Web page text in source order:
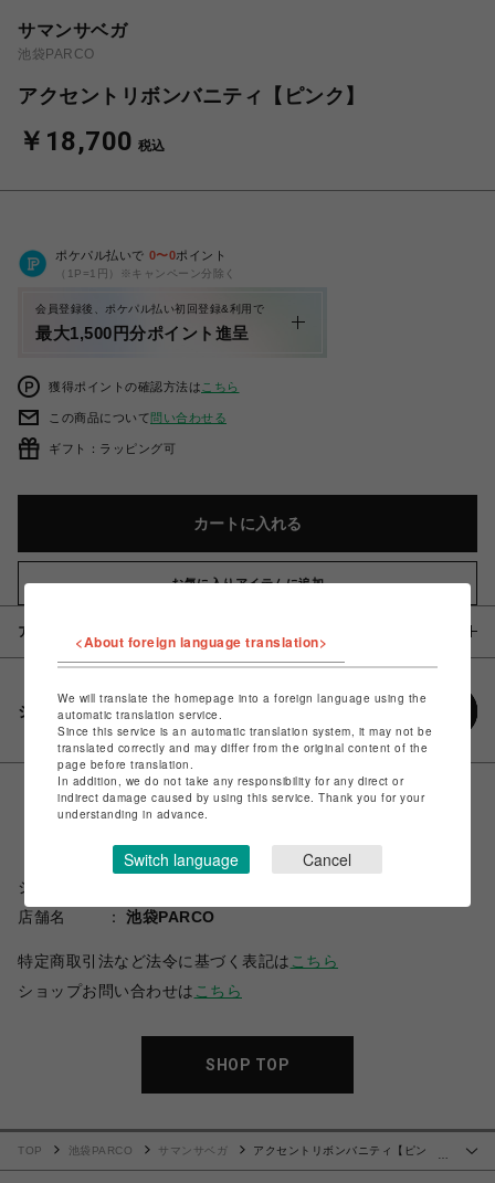
サマンサベガ
池袋PARCO
アクセントリボンバニティ【ピンク】
￥18,700 税込
ポケパル払いで 0〜0ポイント
（1P=1円）※キャンペーン分除く
会員登録後、ポケパル払い初回登録&利用で
最大1,500円分ポイント進呈
獲得ポイントの確認方法は こちら
この商品について問い合わせる
ギフト：ラッピング可
カートに入れる
お気に入りアイテムに追加
アイテム説明 / 素材
シェアする
ショップ名
店舗名
池袋PARCO
特定商取引法など法令に基づく表記は こちら
ショップお問い合わせは こちら
SHOP TOP
TOP 池袋PARCO サマンサベガ
アクセントリボンバニティ【ピン
<About foreign language translation>
We will translate the homepage into a foreign language using the
automatic translation service.
Since this service is an automatic translation system, it may not be
translated correctly and may differ from the original content of the
page before translation.
In addition, we do not take any responsibility for any direct or
indirect damage caused by using this service. Thank you for your
understanding in advance.
Switch language Cancel